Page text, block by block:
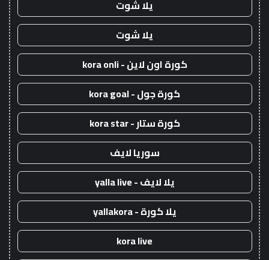
يلا شوت
يلا شوت
كورة اون لاين - kora onli
كورة جول - kora goal
كورة ستار - kora star
سوريا لايف
يلا لايف - yalla live
يلا كورة - yallakora
kora live